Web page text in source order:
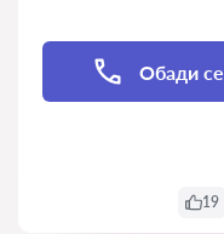
Обади се
19